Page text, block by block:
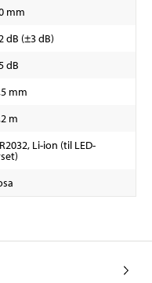
mm
dB (±3 dB)
dB
mm
m
Li-ion (til LED-